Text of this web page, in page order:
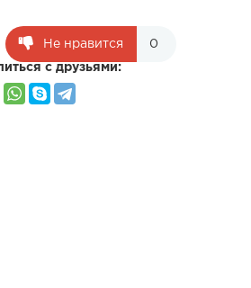
Не нравится 0
с друзьями: